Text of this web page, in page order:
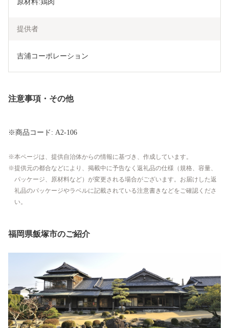
原材料:鶏肉
提供者
吉浦コーポレーション
注意事項・その他
※商品コード: A2-106
本ページは、提供自治体からの情報に基づき、作成しています。
提供元の都合などにより、掲載中に予告なく返礼品の仕様（規格、容量、
パッケージ、原材料など）が変更される場合がございます。お届けした返
礼品のパッケージやラベルに記載されている注意書きなどをご確認くださ
い。
福岡県飯塚市のご紹介